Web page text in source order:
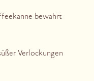
bewahrt
Verlockungen